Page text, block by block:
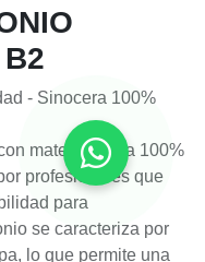
- Sinocera 100%
materia prima 100%
profesionales que
para
se caracteriza por
lo que permite una